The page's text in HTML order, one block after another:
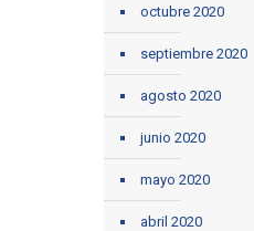
octubre 2020
septiembre 2020
agosto 2020
junio 2020
mayo 2020
abril 2020